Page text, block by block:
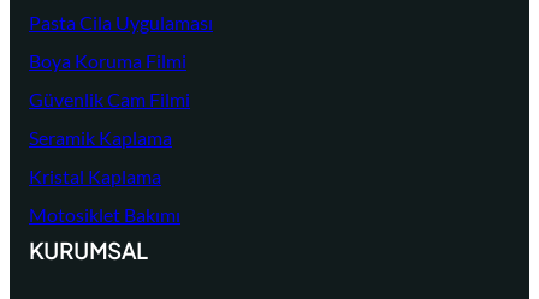
Pasta Cila Uygulaması
Boya Koruma Filmi
Güvenlik Cam Filmi
Seramik Kaplama
Kristal Kaplama
Motosiklet Bakımı
KURUMSAL